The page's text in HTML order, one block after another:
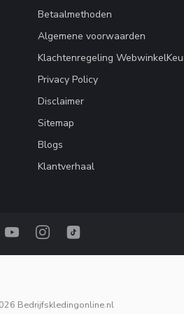
Betaalmethoden
Algemene voorwaarden
Klachtenregeling
Privacy Policy
Disclaimer
Sitemap
Blogs
Klantverhaal
Bedrijfskledingonline.nl